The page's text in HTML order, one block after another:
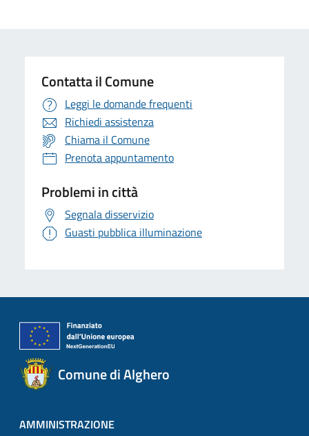
Contatta il Comune
Leggi le domande frequenti
Richiedi assistenza
Chiama il Comune
Prenota appuntamento
Problemi in città
Segnala disservizio
Guasti pubblica illuminazione
Comune di Alghero
AMMINISTRAZIONE